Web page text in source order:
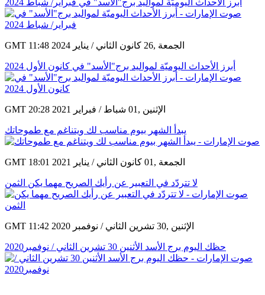
GMT 11:48 2024 الجمعة ,26 كانون الثاني / يناير
أبرز الأحداث اليوميّة لمواليد برج"الأسد" في كانون الأول 2024
GMT 20:28 2021 الإثنين ,01 شباط / فبراير
يبدأ الشهر بيوم مناسب لك ويتناغم مع طموحاتك
GMT 18:01 2021 الجمعة ,01 كانون الثاني / يناير
لا تتردّد في التعبير عن رأيك الصريح مهما يكن الثمن
GMT 11:42 2020 الإثنين ,30 تشرين الثاني / نوفمبر
حظك اليوم برج الأسد الأثنين 30 تشرين الثاني / نوفمبر2020